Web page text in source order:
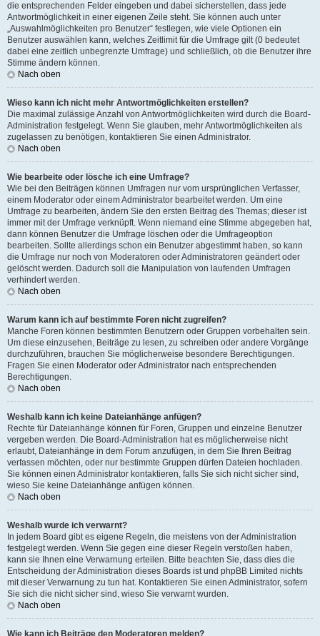
die entsprechenden Felder eingeben und dabei sicherstellen, dass jede
Antwortmöglichkeit in einer eigenen Zeile steht. Sie können auch unter
„Auswahlmöglichkeiten pro Benutzer“ festlegen, wie viele Optionen ein
Benutzer auswählen kann, welches Zeitlimit für die Umfrage gilt (0 bedeutet
dabei eine zeitlich unbegrenzte Umfrage) und schließlich, ob die Benutzer ihre
Stimme ändern können.
Nach oben
Wieso kann ich nicht mehr Antwortmöglichkeiten erstellen?
Die maximal zulässige Anzahl von Antwortmöglichkeiten wird durch die Board-
Administration festgelegt. Wenn Sie glauben, mehr Antwortmöglichkeiten als
zugelassen zu benötigen, kontaktieren Sie einen Administrator.
Nach oben
Wie bearbeite oder lösche ich eine Umfrage?
Wie bei den Beiträgen können Umfragen nur vom ursprünglichen Verfasser,
einem Moderator oder einem Administrator bearbeitet werden. Um eine
Umfrage zu bearbeiten, ändern Sie den ersten Beitrag des Themas; dieser ist
immer mit der Umfrage verknüpft. Wenn niemand eine Stimme abgegeben hat,
dann können Benutzer die Umfrage löschen oder die Umfrageoption
bearbeiten. Sollte allerdings schon ein Benutzer abgestimmt haben, so kann
die Umfrage nur noch von Moderatoren oder Administratoren geändert oder
gelöscht werden. Dadurch soll die Manipulation von laufenden Umfragen
verhindert werden.
Nach oben
Warum kann ich auf bestimmte Foren nicht zugreifen?
Manche Foren können bestimmten Benutzern oder Gruppen vorbehalten sein.
Um diese einzusehen, Beiträge zu lesen, zu schreiben oder andere Vorgänge
durchzuführen, brauchen Sie möglicherweise besondere Berechtigungen.
Fragen Sie einen Moderator oder Administrator nach entsprechenden
Berechtigungen.
Nach oben
Weshalb kann ich keine Dateianhänge anfügen?
Rechte für Dateianhänge können für Foren, Gruppen und einzelne Benutzer
vergeben werden. Die Board-Administration hat es möglicherweise nicht
erlaubt, Dateianhänge in dem Forum anzufügen, in dem Sie Ihren Beitrag
verfassen möchten, oder nur bestimmte Gruppen dürfen Dateien hochladen.
Sie können einen Administrator kontaktieren, falls Sie sich nicht sicher sind,
wieso Sie keine Dateianhänge anfügen können.
Nach oben
Weshalb wurde ich verwarnt?
In jedem Board gibt es eigene Regeln, die meistens von der Administration
festgelegt werden. Wenn Sie gegen eine dieser Regeln verstoßen haben,
kann sie Ihnen eine Verwarnung erteilen. Bitte beachten Sie, dass dies die
Entscheidung der Administration dieses Boards ist und phpBB Limited nichts
mit dieser Verwarnung zu tun hat. Kontaktieren Sie einen Administrator, sofern
Sie sich die nicht sicher sind, wieso Sie verwarnt wurden.
Nach oben
Wie kann ich Beiträge den Moderatoren melden?